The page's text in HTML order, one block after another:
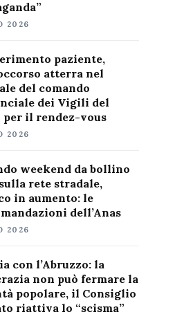
2026
paziente,
atterra nel
del comando
dei Vigili del
per il rendez-vous
2026
weekend da bollino
rete stradale,
in aumento: le
dell’Anas
2026
con l’Abruzzo: la
non può fermare la
popolare, il Consiglio
riattiva lo “scisma”